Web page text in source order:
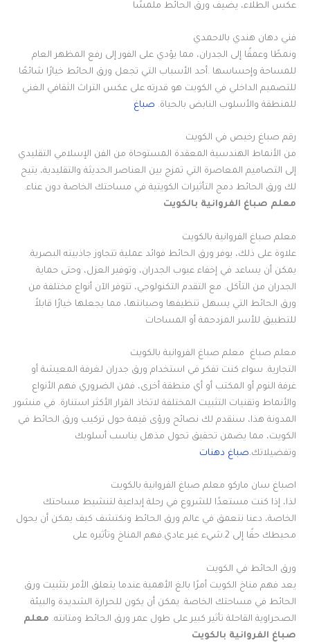
عكس الطلاء، يضيف ورق الحائط ملمسًا
فني دهان هندي بالاحمدي
ونمطًا وعمقًا إلى الجدران، مما يؤدي على الفور إلى رفع المظهر العام
للمساحة وإحساسها .أحد الأسباب التي تجعل ورق الحائط خيارًا شائعًا
للتصميم الداخلي في الكويت هو قدرته على عكس التراث الثقافي الغني
للمنطقة والأسلوب النابض بالحياة. صباغ
رقم صباغ رخيص في الكويت
من الأنماط الهندسية المعقدة المستوحاة من الفن الإسلامي التقليدي
إلى التصاميم المعاصرة التي تمزج بين العناصر الحديثة والتقليدية، يتيح
لك ورق الحائط دمج التأثيرات الكويتية في مساحتك الخاصة دون عناء.
معلم صباغ الفروانية بالكويت
معلم صباغ الفروانية بالكويت
علاوة على ذلك، يوفر ورق الحائط فوائد عملية تتجاوز جاذبيته البصرية.
يمكن أن يساعد في إخفاء عيوب الجدران، وتوفير العزل، وحتى حماية
الجدران من التآكل. مع التقدم التكنولوجي، تتوفر الآن أنواع مختلفة من
ورق الحائط التي يسهل تنظيفها وصيانتها، مما يجعلها خيارًا قابلاً
للتطبيق للأسر المزدحمة أو المساحات
معلم صباغ معلم صباغ الفروانية بالكويت
التجارية. سواء كنت تفكر في استخدام ورق جدران لغرفة المعيشة أو
غرفة النوم أو المكتب أو أي منطقة أخرى، فمن الضروري فهم الأنواع
والأنماط وتقنيات التثبيت المختلفة لاتخاذ القرار الأكثر استنارة. في منشور
المدونة هذا، سنقدم لك نصائح ورؤى قيمة حول تركيب ورق الحائط في
الكويت، مما يضمن تحقيق تحول مذهل يناسب أسلوبك
وتفضيلاتك.صباغ دهنات
اصباغ سان ماركو معلم صباغ الفروانية بالكويت
لذا، إذا كنت مستعدًا للشروع في رحلة إبداعية لتنشيط مساحتك
الخاصة، دعنا نتعمق في عالم ورق الحائط ونكتشف كيف يمكن أن يحول
محيطك حقًا إلى 2.شيء غير عادي.فهم المناخ وتأثيره على
ورق الحائط في الكويت
يعد فهم مناخ الكويت أمرًا بالغ الأهمية عندما يتعلق الأمر بتثبيت ورق
الحائط في مساحتك الخاصة. يمكن أن يكون للحرارة الشديدة والبيئة
الصحراوية القاحلة تأثير كبير على طول عمر ورق الحائط ومتانته. معلم
صباغ الفروانية بالكويت